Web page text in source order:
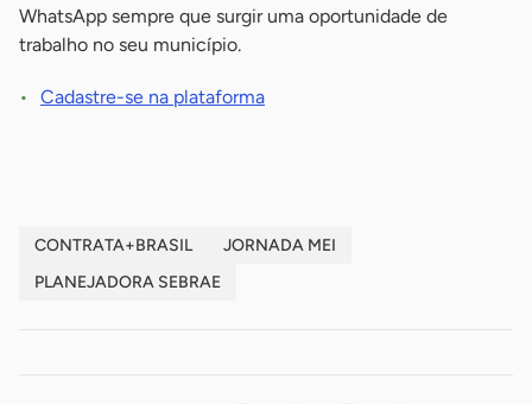
WhatsApp sempre que surgir uma oportunidade de
trabalho no seu município.
Cadastre-se na plataforma
CONTRATA+BRASIL
JORNADA MEI
PLANEJADORA SEBRAE